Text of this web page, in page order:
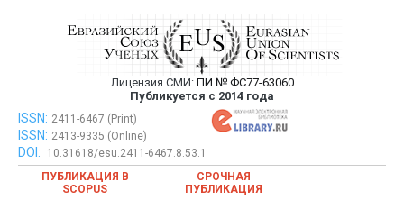
Евразийский Союз Ученых —
публикация научных статей в
ежемесячном научном журнале
Лицензия СМИ: ПИ № ФС77-63060
Публикуется с 2014 года
Евразийский Союз Ученых — публикация научных статей в
ежемесячном научном журнале
ISSN: 2411-6467 (Print)
ISSN: 2413-9335 (Online)
DOI:
10.31618/esu.2411-6467.8.53.1
ПУБЛИКАЦИЯ В
SCOPUS
СРОЧНАЯ
ПУБЛИКАЦИЯ